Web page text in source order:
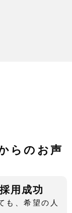
らのお声
用成功
も、希望の人